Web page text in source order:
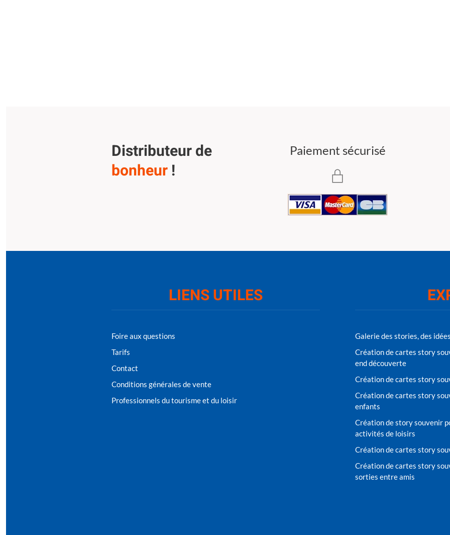
Distributeur de
bonheur !
Paiement sécurisé
LIENS UTILES
Foire aux questions
Tarifs
Contact
Conditions générales de vente
Professionnels du tourisme et du loisir
Galerie des stories, des
Création de cartes story
end découverte
Création de cartes story
Création de cartes story
enfants
Création de story souvenir
activités de loisirs
Création de cartes story
Création de cartes story
sorties entre amis